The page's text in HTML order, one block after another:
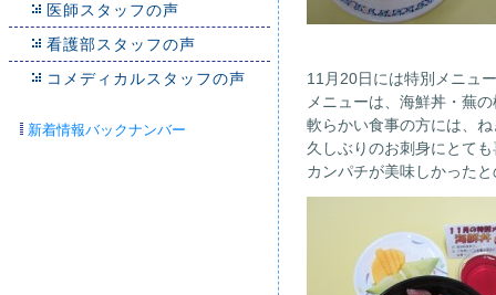
医師スタッフの声
看護部スタッフの声
コメディカルスタッフの声
新着情報バックナンバー
11月20日には特別メニュ
メニューは、海鮮丼・蕪
軟らかい食事の方には、
久しぶりのお刺身にとて
カンパチが美味しかった